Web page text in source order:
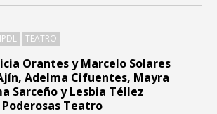
Orantes y Marcelo Solares
Adelma Cifuentes, Mayra
Sarceño y Lesbia Téllez
Teatro
TEATRO